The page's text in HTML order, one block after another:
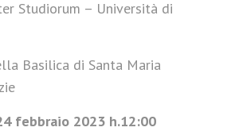
Studiorum – Università di
Basilica di Santa Maria
febbraio 2023 h.12:00